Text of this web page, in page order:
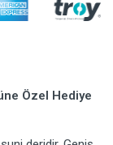
Özel Hediye